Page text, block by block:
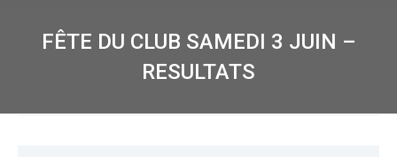
FÊTE DU CLUB SAMEDI 3 JUIN –
RESULTATS